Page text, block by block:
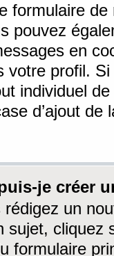
formulaire de
pouvez
en
votre profil.
individuel
d’ajout
je créer
rédigez un
sujet, cliquez
formulaire